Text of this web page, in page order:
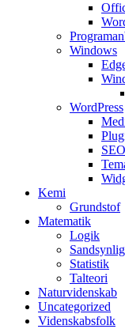
Windows
WordPress
SEO
Kemi
Grundstof
Matematik
Logik
Statistik
Talteori
Naturvidenskab
Uncategorized
Videnskabsfolk